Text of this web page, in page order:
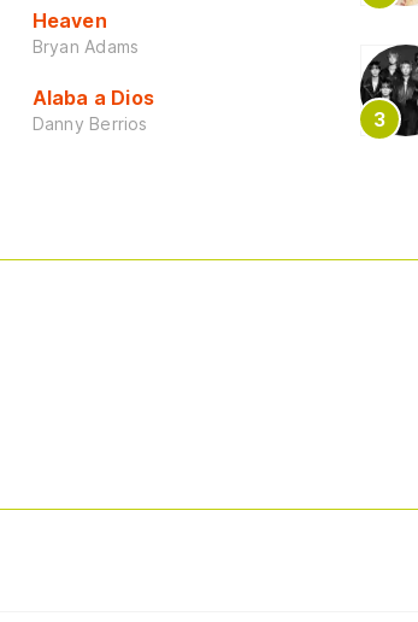
Heaven
Bryan Adams
Alaba a Dios
Danny Berrios